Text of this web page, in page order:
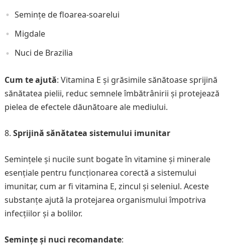
Semințe de floarea-soarelui
Migdale
Nuci de Brazilia
Cum te ajută: Vitamina E și grăsimile sănătoase sprijină
sănătatea pielii, reduc semnele îmbătrânirii și protejează
pielea de efectele dăunătoare ale mediului.
Sprijină sănătatea sistemului imunitar
Semințele și nucile sunt bogate în vitamine și minerale
esențiale pentru funcționarea corectă a sistemului
imunitar, cum ar fi vitamina E, zincul și seleniul. Aceste
substanțe ajută la protejarea organismului împotriva
infecțiilor și a bolilor.
Semințe și nuci recomandate: